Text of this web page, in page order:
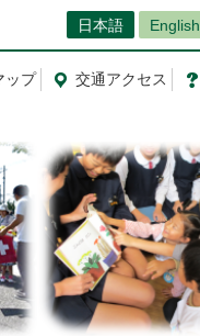
日本語 English
ップ 交通アクセス